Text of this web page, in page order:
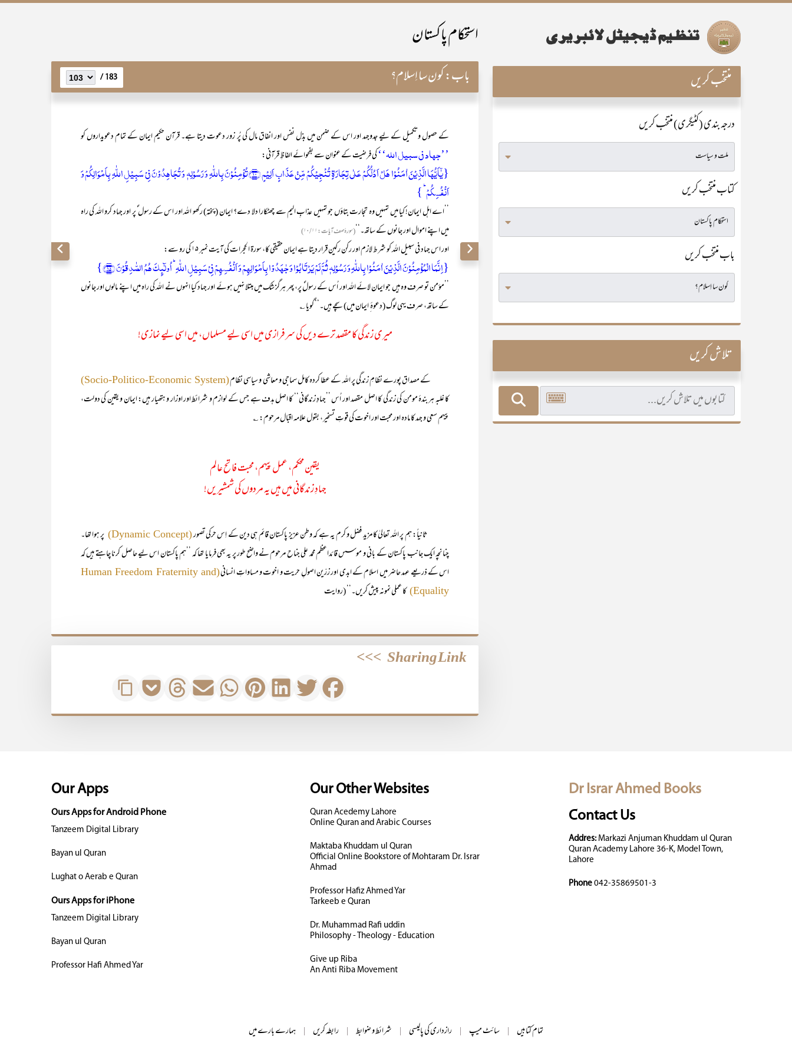
استحکام پاکستان
باب:کون سا اِسلام؟ 183 /
کے حصول و تکمیل کے لیے جدوجہد اور اس کے ضمن میں بذل نفس اور انفاق مال کی پُر زور دعوت دیتا ہے۔ قرآن حکیم ایمان کے تمام دعویداروں کو
’’جہاد فی سبیل اللہ‘‘کی فرضیت کے عنوان سے بفحوائے الفاظِ قرآنی:
{یٰۤاَیُّہَا الَّذِیۡنَ اٰمَنُوۡا ہَلۡ اَدُلُّکُمۡ عَلٰی تِجَارَۃٍ تُنۡجِیۡکُمۡ مِّنۡ عَذَابٍ اَلِیۡمٍ ﴿۱۰﴾تُؤۡمِنُوۡنَ بِاللّٰہِ وَ رَسُوۡلِہٖ وَ تُجَاہِدُوۡنَ فِیۡ سَبِیۡلِ اللّٰہِ بِاَمۡوَالِکُمۡ وَ
اَنۡفُسِکُمۡ ؕ }
’’اے اہل ایمان! کیا میں تمہیں وہ تجارت بتاؤں جو تمہیں عذابِ الیم سے چھٹکارا دلا دے؟ ایمان (پختہ) رکھو اللہ اور اس کے رسول ؐ پر اور جہاد کرو اللہ کی راہ
میں اپنے اموال اور جانوں کے ساتھ۔‘‘ (سورۂ صف آیات: ۱۰/۱۱)
اور اس جہاد فی سبیل اللہ کو شرط لازم اور رکن رکین قرار دیتا ہے ایمان حقیقی کا، سورۃ الحجرات کی آیت نمبر ۱۵ کی رو سے:
{اِنَّمَا الۡمُؤۡمِنُوۡنَ الَّذِیۡنَ اٰمَنُوۡا بِاللّٰہِ وَ رَسُوۡلِہٖ ثُمَّ لَمۡ یَرۡتَابُوۡا وَ جٰہَدُوۡا بِاَمۡوَالِہِمۡ وَ اَنۡفُسِہِمۡ فِیۡ سَبِیۡلِ اللّٰہِ ؕ اُولٰٓئِکَ ہُمُ الصّٰدِقُوۡنَ ﴿۱۵﴾}
’’مؤمن تو صرف وہ ہیں جو ایمان لائے اللہ اور اُس کے رسولؐ پر، پھر ہرگز شک میں مبتلا نہیں ہوئے اور جہاد کیا انہوں نے اللہ کی راہ میں اپنے مالوں اور جانوں
کے ساتھ، صرف یہی لوگ (دعوۂ ِ ایمان میں) سچے ہیں۔‘‘ گویا ؎
میری زندگی کا مقصد ترے دیں کی سرفرازی میں اسی لیے مسلماں، میں اسی لیے نمازی!
کے مصداق پورے نظامِ زندگی پر اللہ کے عطا کردہ کامل سماجی و معاشی و سیاسی نظام(Socio-Politico-Economic System)
کا غلبہ ہر بندۂ مومن کی زندگی کا اصل مقصد اور اُس ’’جہادِ زندگانی‘‘ کا اصل ہدف ہے جس کے لوازم و شرائط اور اوزار و ہتھیار ہیں: ایمان و یقین کی دولت،
پیہم سعی و جہد کا مادہ اور محبت اور اخوت کی قوتِ تسخیر، بقول علامہ اقبال مرحوم: ؎
یقین محکم، عمل پیہم، محبت فاتح عالم
جہادِ زندگانی میں ہیں یہ مردوں کی شمشیریں!
ثانیاً: ہم پر اللہ تعالیٰ کا مزید فضل و کرم یہ ہے کہ وطن عزیز پاکستان قائم ہی دین کے اِس حرکی تصور(Dynamic Concept)
پر ہوا تھا۔
چنانچہ ایک جانب پاکستان کے بانی و موسس قائداعظم محمد علی جناح مرحوم نے واضح طور پر یہ بھی فرمایا تھا کہ ’’ہم پاکستان اس لیے حاصل کرنا چاہتے ہیں کہ
اس کے ذریعے عہد حاضر میں اسلام کے ابدی اور زرّین اصولِ حریت و اخوت و مساواتِ انسانی (Human Freedom Fraternity and
Equality) کا عملی نمونہ پیش کریں۔‘‘ (روایت
Sharing Link
>>>
منتخب کریں
درجہ بندی (کٹیگری) منتخب کریں
کتاب منتخب کریں
باب منتخب کریں
تلاش کریں
Dr Israr Ahmed Books
Contact Us
Addres:Markazi Anjuman Khuddam ul Quran
Quran Academy Lahore 36-K, Model Town,
Lahore
Phone 042-35869501-3
Our Other Websites
Quran Acedemy Lahore
Online Quran and Arabic Courses
Maktaba Khuddam ul Quran
Official Online Bookstore of Mohtaram Dr. Israr
Ahmad
Professor Hafiz Ahmed Yar
Tarkeeb e Quran
Dr. Muhammad Rafi uddin
Philosophy - Theology - Education
Give up Riba
An Anti Riba Movement
Our Apps
Ours Apps for Android Phone
Tanzeem Digital Library
Bayan ul Quran
Lughat o Aerab e Quran
Ours Apps for iPhone
Tanzeem Digital Library
Bayan ul Quran
Professor Hafi Ahmed Yar
ہمارے بارے میں | رابطہ کریں | شرائط و ضوابط | رازداری کی پالیسی | سائٹ میپ | تمام کتابیں